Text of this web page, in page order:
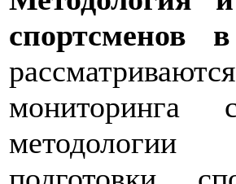
спортсменов
мониторинга
методологии